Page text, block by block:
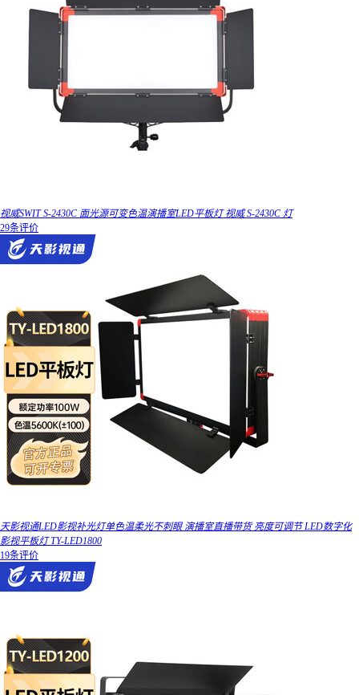
视威SWIT S-2430C 面光源可变色温演播室LED平板灯 视威 S-2430C 灯
29条评价
天影视通LED影视补光灯单色温柔光不刺眼 演播室直播带货 亮度可调节 LED数字化
影视平板灯 TY-LED1800
19条评价